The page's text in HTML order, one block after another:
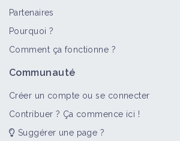
Matériel d'épierrage
Partenaires
Pourquoi ?
Comment ça fonctionne ?
Communauté
Créer un compte ou se connecter
Contribuer ? Ça commence ici !
Suggérer une page ?